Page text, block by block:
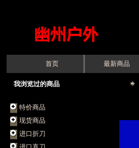
首页 最新商品
我浏览过的商品
特价商品
现货商品
进口折刀